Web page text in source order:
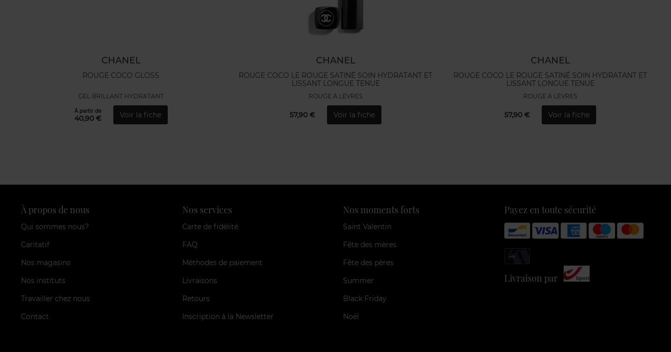
CHANEL
ROUGE COCO GLOSS
GEL BRILLANT HYDRATANT
À partir de
40,90 € Voir la fiche
CHANEL
ROUGE COCO LE ROUGE SATINÉ SOIN HYDRATANT ET
LISSANT LONGUE TENUE
ROUGE À LÈVRES
57,90 € Voir la fiche
CHANEL
ROUGE COCO LE ROUGE SATINÉ SOIN HYDRATANT ET
LISSANT LONGUE TENUE
ROUGE À LÈVRES
57,90 € Voir la fiche
À propos de nous
Qui sommes nous?
Caritatif
Nos magasins
Nos instituts
Travailler chez nous
Contact
Nos services
Carte de fidélité
FAQ
Méthodes de paiement
Livraisons
Retours
Inscription à la Newsletter
Nos moments forts
Saint Valentin
Fête des mères
Fête des pères
Summer
Black Friday
Noël
Payez en toute sécurité
Livraison par